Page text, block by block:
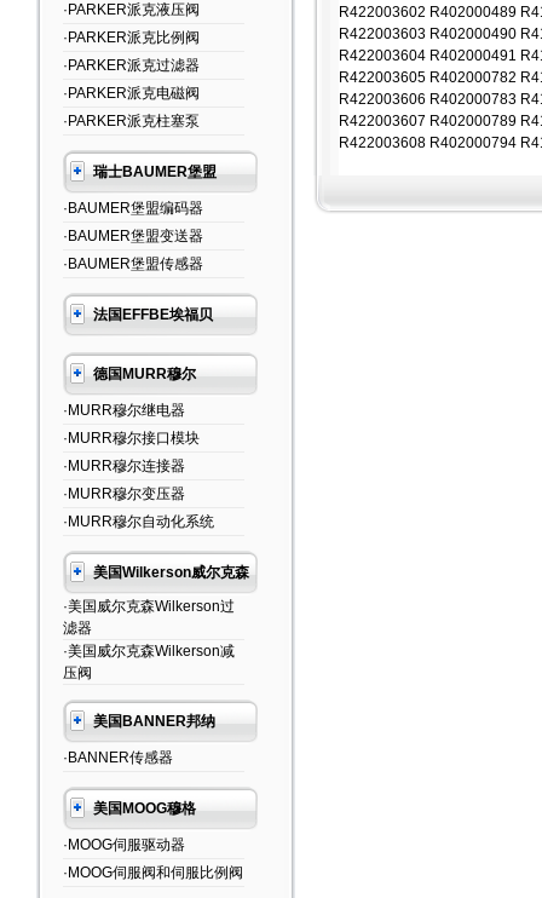
·PARKER派克液压阀
·PARKER派克比例阀
·PARKER派克过滤器
·PARKER派克电磁阀
·PARKER派克柱塞泵
瑞士BAUMER堡盟
·BAUMER堡盟编码器
·BAUMER堡盟变送器
·BAUMER堡盟传感器
法国EFFBE埃福贝
德国MURR穆尔
·MURR穆尔继电器
·MURR穆尔接口模块
·MURR穆尔连接器
·MURR穆尔变压器
·MURR穆尔自动化系统
美国Wilkerson威尔克森
·美国威尔克森Wilkerson过
滤器
·美国威尔克森Wilkerson减
压阀
美国BANNER邦纳
·BANNER传感器
美国MOOG穆格
·MOOG伺服驱动器
·MOOG伺服阀和伺服比例阀
R422003602 R402000489
R422003603 R402000490
R422003604 R402000491
R422003605 R402000782
R422003606 R402000783
R422003607 R402000789
R422003608 R402000794